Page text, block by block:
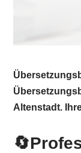
Altenstadt.